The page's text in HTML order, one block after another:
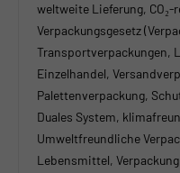
weltweite Lieferung,
Verpackungsgesetz
Transportverpackungen,
Einzelhandel,
Palettenverpackung,
Duales System,
Umweltfreundliche
Lebensmittel,